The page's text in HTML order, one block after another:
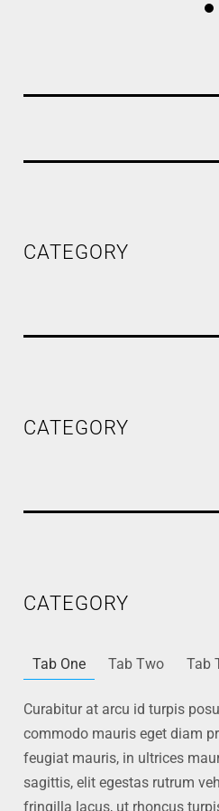
CATEGORY
CATEGORY
CATEGORY
Tab One Tab Two Tab
Curabitur at arcu id turpis
commodo mauris eget diam
feugiat mauris, in ultrices
sagittis, elit egestas rutrum
fringilla lacus, ut rhoncus